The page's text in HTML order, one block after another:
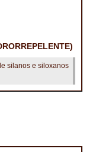
silanos e siloxanos